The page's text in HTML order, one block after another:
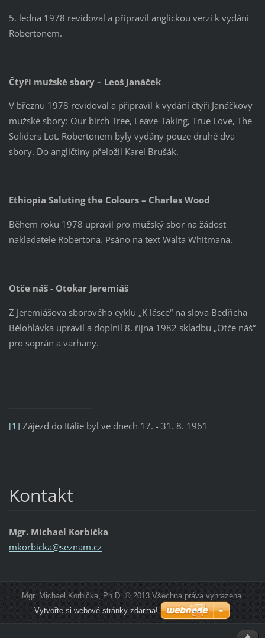
5. ledna 1978 revidoval a připravil anglickou verzi k vydání
Robertonem.
Čtyři mužské sbory – Leoš Janáček
V březnu 1978 revidoval a připravil k vydání čtyři Janáčkovy
mužské sbory: Our birch Tree, Leave-Taking, True Love, The
Soliders Lot. Robertonem byly vydány pouze druhé dva
sbory. Do angličtiny přeložil Karel Brušák.
Ethiopia Saluting the Colours – Charles Wood
Během roku 1978 upravil pro mužský sbor na žádost
nakladatele Robertona. Psáno na text Walta Whitmana.
Otče náš - Otokar Jeremiáš
Z Jeremiášova sborového cyklu „K lásce“ na slova Bedřicha
Bělohlávka upravil a doplnil 8. října 1982 skladbu „Otče náš“
pro soprán a varhany.
[1] Zájezd do Itálie byl ve dnech 17. - 31. 8. 1961
Kontakt
Mgr. Michael Korbička
mkorbicka@seznam.cz
Mgr. Michael Korbička, Ph.D. © 2013 Všechna práva vyhrazena.
Vytvořte si webové stránky zdarma!